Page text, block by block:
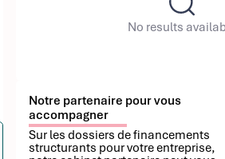
No results
Notre partenaire pour vous
accompagner
Sur les dossiers de financements
structurants pour votre entreprise,